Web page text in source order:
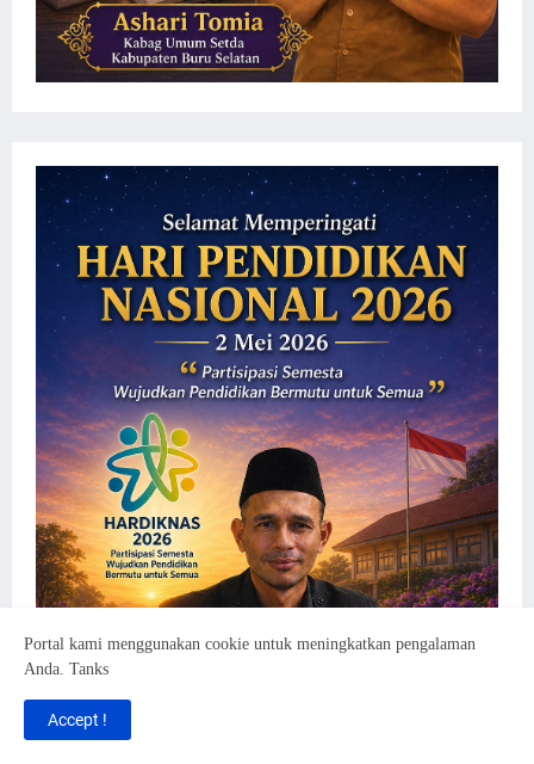
Portal kami menggunakan cookie untuk meningkatkan pengalaman
Anda. Tanks
Accept !